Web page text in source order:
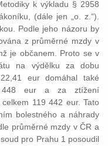
k výkladu § 2958
(dále jen „o. z.“).
Podle jeho názoru by
z průměrné mzdy v
je občanem. Proto se v
na výdělku za dobu
eur domáhal také
448 eur a za ztížení
119 442 eur. Tato
bolestného a náhrady
průměrné mzdy v ČR a
pro Prahu 1 posoudil